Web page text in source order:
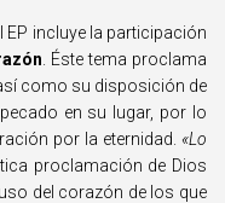
EP incluye la participación
. Éste tema proclama
como su disposición de
en su lugar, por lo
por la eternidad. «Lo
proclamación de Dios
del corazón de los que